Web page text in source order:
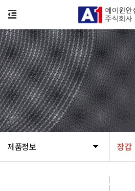
제품정보 장갑
제품정보